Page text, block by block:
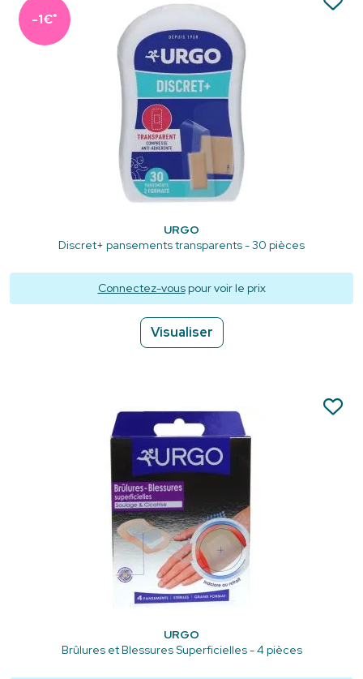
-1€*
URGO
Discret+ pansements transparents - 30 pièces
Connectez-vouspour voir le prix
Visualiser
URGO
Brûlures et Blessures Superficielles - 4 pièces